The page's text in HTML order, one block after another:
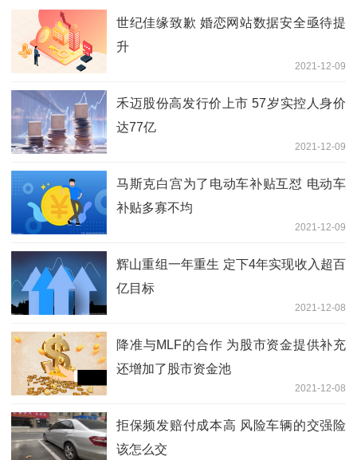
世纪佳缘致歉 婚恋网站数据安全亟待提
升
2021-12-09
禾迈股份高发行价上市 57岁实控人身价
达77亿
2021-12-09
马斯克白宫为了电动车补贴互怼 电动车
补贴多寡不均
2021-12-09
辉山重组一年重生 定下4年实现收入超百
亿目标
2021-12-08
降准与MLF的合作 为股市资金提供补充
还增加了股市资金池
2021-12-08
拒保频发赔付成本高 风险车辆的交强险
该怎么交